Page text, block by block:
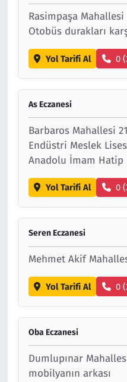
Rasimpaşa Mahallesi
Otobüs durakları
Yol Tarifi Al 0
As Eczanesi
Barbaros Mahallesi
Endüstri Meslek Lisesi
Anadolu İmam Hatip
Yol Tarifi Al 0
Seren Eczanesi
Mehmet Akif
Yol Tarifi Al 0
Oba Eczanesi
Dumlupınar
mobilyanın arkası